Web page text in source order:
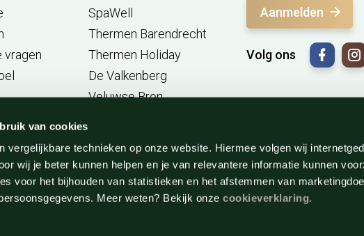
van cookies
vergelijkbare technieken op onze website. Hiermee volgen wij
wij je beter kunnen helpen en je van relevantere informatie kunnen
voor het bijhouden van statistieken en het afstemmen van
Meer weten? Bekijk onzecookieverklaring.
vragen
SpaWell
Thermen Barendrecht
Thermen Holiday
De Valkenberg
Veluwse Bron
Gut Sternholz (DE)
Aanmelden
Volg ons